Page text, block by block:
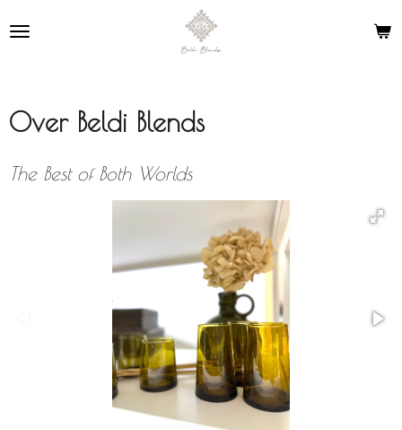
direct
hoofdinhoud
Over Beldi Blends
The Best of Both Worlds